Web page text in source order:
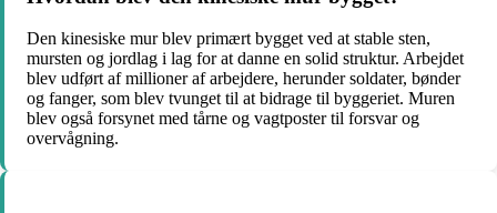
Den kinesiske mur blev primært bygget ved at stable sten,
mursten og jordlag i lag for at danne en solid struktur. Arbejdet
blev udført af millioner af arbejdere, herunder soldater, bønder
og fanger, som blev tvunget til at bidrage til byggeriet. Muren
blev også forsynet med tårne og vagtposter til forsvar og
overvågning.